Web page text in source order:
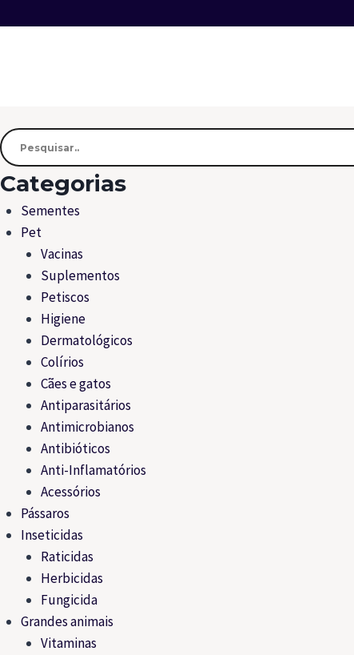
Categorias
Sementes
Pet
Vacinas
Suplementos
Petiscos
Higiene
Dermatológicos
Colírios
Cães e gatos
Antiparasitários
Antimicrobianos
Antibióticos
Anti-Inflamatórios
Acessórios
Pássaros
Inseticidas
Raticidas
Herbicidas
Fungicida
Grandes animais
Vitaminas